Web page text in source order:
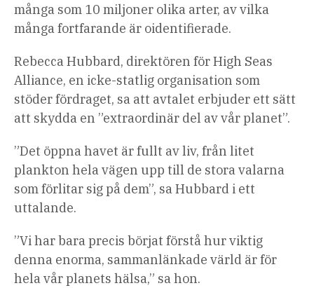
många som 10 miljoner olika arter, av vilka
många fortfarande är oidentifierade.
Rebecca Hubbard, direktören för High Seas
Alliance, en icke-statlig organisation som
stöder fördraget, sa att avtalet erbjuder ett sätt
att skydda en ”extraordinär del av vår planet”.
”Det öppna havet är fullt av liv, från litet
plankton hela vägen upp till de stora valarna
som förlitar sig på dem”, sa Hubbard i ett
uttalande.
”Vi har bara precis börjat förstå hur viktig
denna enorma, sammanlänkade värld är för
hela vår planets hälsa,” sa hon.